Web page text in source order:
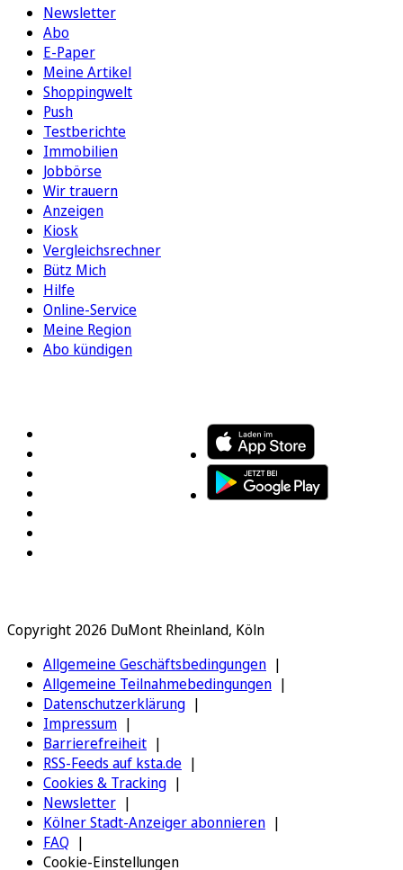
Newsletter
Abo
E-Paper
Meine Artikel
Shoppingwelt
Push
Testberichte
Immobilien
Jobbörse
Wir trauern
Anzeigen
Kiosk
Vergleichsrechner
Bütz Mich
Hilfe
Online-Service
Meine Region
Abo kündigen
Copyright 2026 DuMont Rheinland, Köln
Allgemeine Geschäftsbedingungen
Allgemeine Teilnahmebedingungen
Datenschutzerklärung
Impressum
Barrierefreiheit
RSS-Feeds auf ksta.de
Cookies & Tracking
Newsletter
Kölner Stadt-Anzeiger abonnieren
FAQ
Cookie-Einstellungen